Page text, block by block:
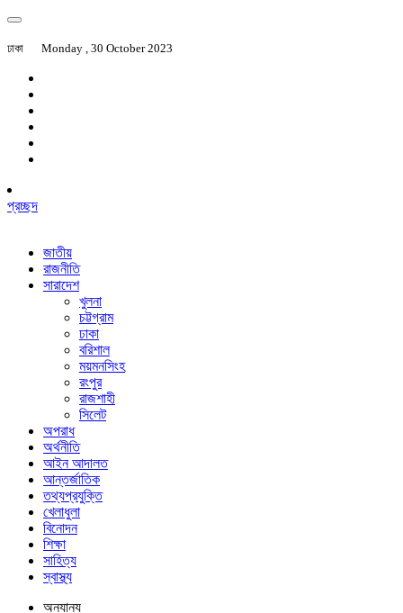
ঢাকা Monday , 30 October 2023
প্রচ্ছদ
জাতীয়
রাজনীতি
সারাদেশ
খুলনা
চট্টগ্রাম
ঢাকা
বরিশাল
ময়মনসিংহ
রংপুর
রাজশাহী
সিলেট
অপরাধ
অর্থনীতি
আইন আদালত
আন্তর্জাতিক
তথ্যপ্রযুক্তি
খেলাধুলা
বিনোদন
শিক্ষা
সাহিত্য
স্বাস্থ্য
অন্যান্য